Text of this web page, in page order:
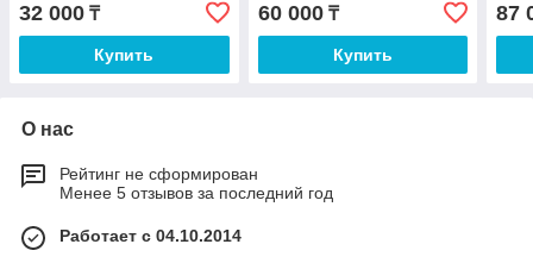
32 000 ₸
Купить
60 000₸
Купить
87
О нас
Рейтинг не сформирован
Менее 5 отзывов за последний год
Работает с 04.10.2014